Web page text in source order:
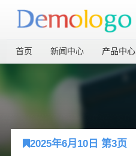
首页 新闻中心 产品中心
2025年6月10日 第3页